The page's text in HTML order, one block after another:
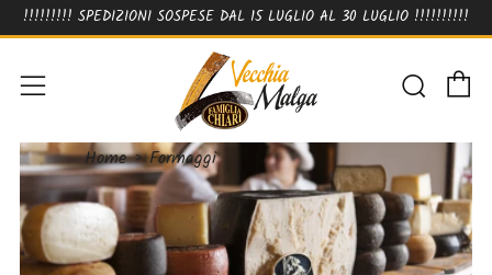
!!!!!!!!! SPEDIZIONI SOSPESE DAL 15 LUGLIO AL 30 LUGLIO !!!!!!!!!!
Menu Cerca
Home › Formaggi